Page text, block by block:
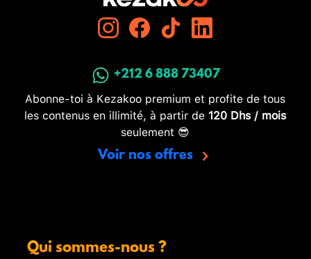
+212 6 888 73407
Abonne-toi à Kezakoo premium et profite de tous
les contenus en illimité, à partir de 120 Dhs / mois
seulement 😎
Voir nos offres
Qui sommes-nous ?